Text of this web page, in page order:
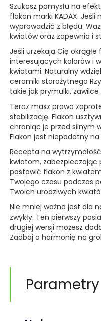
Szukasz pomysłu na
flakon marki KADAX.
wyprowadzić z błędu.
kwiatów oraz zapewnia i
Jeśli urzekają Cię
interesujących kolorów i
kwiatami. Naturalny
ceramiki starożytnego
takie jak prymulki,
Teraz masz prawo
stabilizację. Flakon
chroniąc je przed silnym
Flakon jest niepodatny
Recepta na
kwiatom, zabezpieczając
postawić flakon z
Twojego czasu podczas
Twoich urodziwych
Nie mniej ważna jest dla
zwykły. Ten pierwszy
drugiej wersji możesz
Zadbaj o harmonię na
Parametry